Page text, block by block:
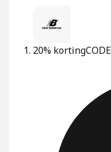
20% kortingCODE